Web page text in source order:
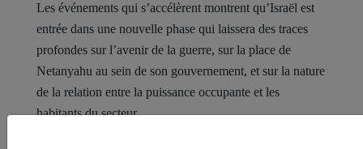
Les événements qui s’accélèrent montrent qu’Israël est
entrée dans une nouvelle phase qui laissera des traces
profondes sur l’avenir de la guerre, sur la place de
Netanyahu au sein de son gouvernement, et sur la nature
de la relation entre la puissance occupante et les
habitants du secteur.